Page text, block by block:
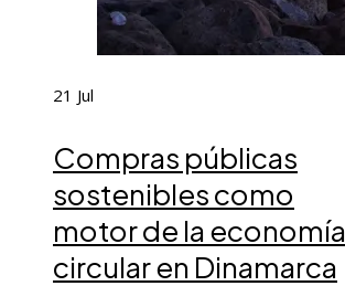
21 Jul
Compras públicas
sostenibles como
motor de la economía
circular en Dinamarca